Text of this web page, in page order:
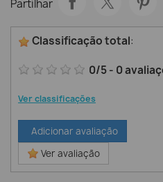
Partilhar
Classificação total:
0/5- 0
Ver classificações
Adicionar avaliação
Ver avaliação